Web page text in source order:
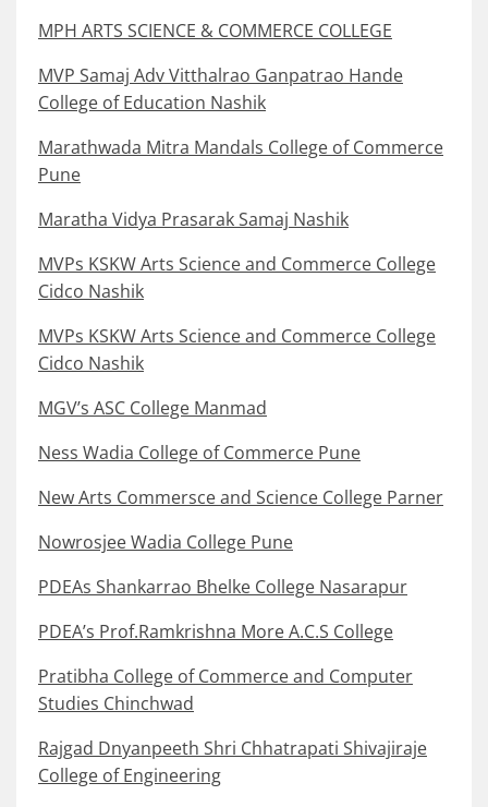
MPH ARTS SCIENCE & COMMERCE COLLEGE
MVP Samaj Adv Vitthalrao Ganpatrao Hande
College of Education Nashik
Marathwada Mitra Mandals College of Commerce
Pune
Maratha Vidya Prasarak Samaj Nashik
MVPs KSKW Arts Science and Commerce College
Cidco Nashik
MVPs KSKW Arts Science and Commerce College
Cidco Nashik
MGV’s ASC College Manmad
Ness Wadia College of Commerce Pune
New Arts Commersce and Science College Parner
Nowrosjee Wadia College Pune
PDEAs Shankarrao Bhelke College Nasarapur
PDEA’s Prof.Ramkrishna More A.C.S College
Pratibha College of Commerce and Computer
Studies Chinchwad
Rajgad Dnyanpeeth Shri Chhatrapati Shivajiraje
College of Engineering